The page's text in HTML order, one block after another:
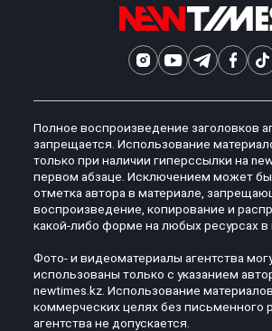
Полное воспроизведение заголовков
запрещается. Использование
только при наличии гиперссылки на
первом абзаце. Исключением может
отметка автора в материале,
воспроизведение, копирование и
какой-либо форме на любых ресурсах в
Фото- и видеоматериалы агентства
использованы только с указанием
newtimes.kz. Использование
коммерческих целях без письменного
агентства не допускается.